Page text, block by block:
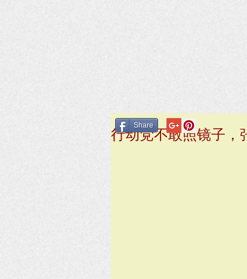
行动党不敢照镜子，
Share